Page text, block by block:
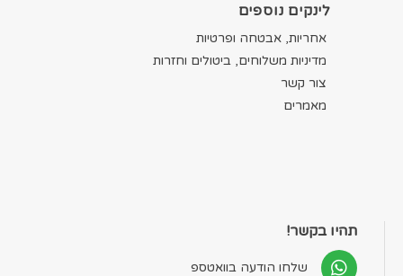
לינקים נוספים
אחריות, אבטחה ופרטיות
מדיניות משלוחים, ביטולים וחזרות
צור קשר
מאמרים
תהיו בקשר!
שלחו הודעה בוואטספ